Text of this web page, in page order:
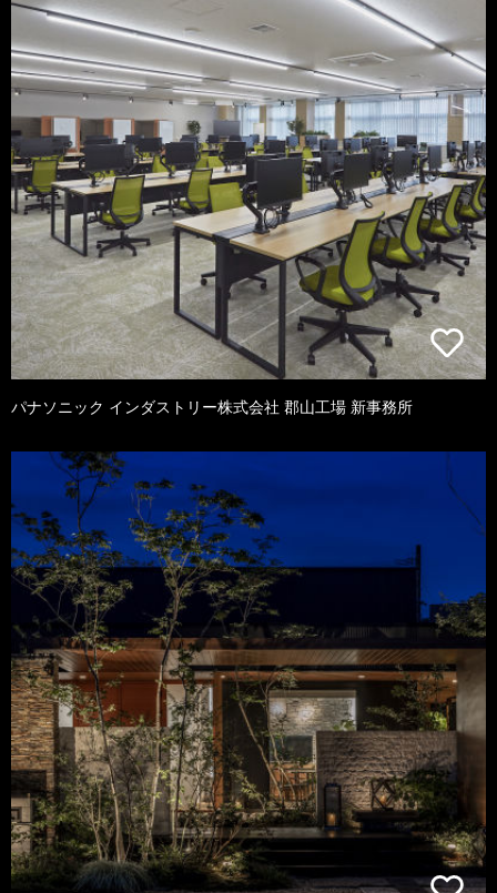
パナソニック インダストリー株式会社 郡山工場 新事務所